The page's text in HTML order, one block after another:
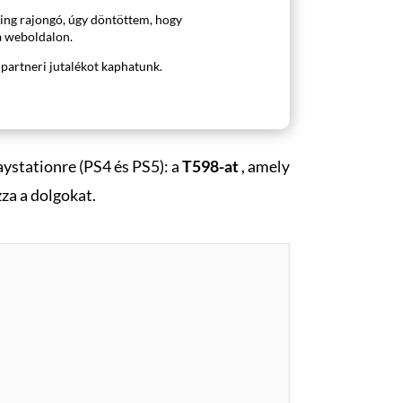
rajongó, úgy döntöttem, hogy
weboldalon.
jutalékot kaphatunk.
(PS4 és PS5): aT598-at, amely
a dolgokat.